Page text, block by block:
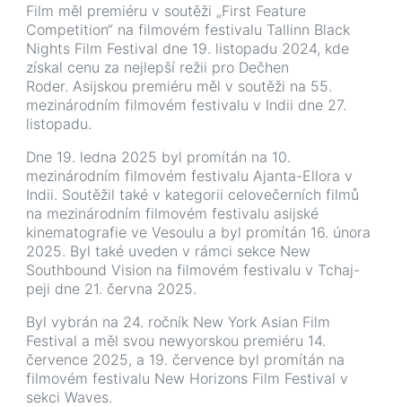
Film měl premiéru v soutěži „First Feature
Competition“ na filmovém festivalu Tallinn Black
Nights Film Festival dne 19. listopadu 2024, kde
získal cenu za nejlepší režii pro Dečhen
Roder. Asijskou premiéru měl v soutěži na 55.
mezinárodním filmovém festivalu v Indii dne 27.
listopadu.
Dne 19. ledna 2025 byl promítán na 10.
mezinárodním filmovém festivalu Ajanta-Ellora v
Indii. Soutěžil také v kategorii celovečerních filmů
na mezinárodním filmovém festivalu asijské
kinematografie ve Vesoulu a byl promítán 16. února
2025. Byl také uveden v rámci sekce New
Southbound Vision na filmovém festivalu v Tchaj-
peji dne 21. června 2025.
Byl vybrán na 24. ročník New York Asian Film
Festival a měl svou newyorskou premiéru 14.
července 2025, a 19. července byl promítán na
filmovém festivalu New Horizons Film Festival v
sekci Waves.